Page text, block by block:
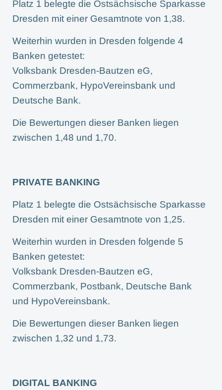
Platz 1 belegte die Ostsächsische Sparkasse
Dresden mit einer Gesamtnote von 1,38.
Weiterhin wurden in Dresden folgende 4
Banken getestet:
Volksbank Dresden-Bautzen eG,
Commerzbank, HypoVereinsbank und
Deutsche Bank.
Die Bewertungen dieser Banken liegen
zwischen 1,48 und 1,70.
PRIVATE BANKING
Platz 1 belegte die Ostsächsische Sparkasse
Dresden mit einer Gesamtnote von 1,25.
Weiterhin wurden in Dresden folgende 5
Banken getestet:
Volksbank Dresden-Bautzen eG,
Commerzbank, Postbank, Deutsche Bank
und HypoVereinsbank.
Die Bewertungen dieser Banken liegen
zwischen 1,32 und 1,73.
DIGITAL BANKING